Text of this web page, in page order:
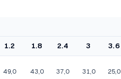
1.2 1.8 2.4 3 3.6
49,0 43,0 37,0 31,0 25,0